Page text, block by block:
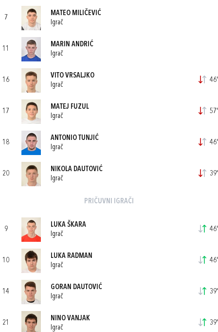
7
MATEO MILIČEVIĆ
Igrač
11
MARIN ANDRIĆ
Igrač
16
VITO VRSALJKO
Igrač
46'
17
MATEJ FUZUL
Igrač
57'
18
ANTONIO TUNJIĆ
Igrač
46'
20
NIKOLA DAUTOVIĆ
Igrač
39'
PRIČUVNI IGRAČI
9
LUKA ŠKARA
Igrač
46'
10
LUKA RADMAN
Igrač
46'
14
GORAN DAUTOVIĆ
Igrač
39'
21
NINO VANJAK
Igrač
39'